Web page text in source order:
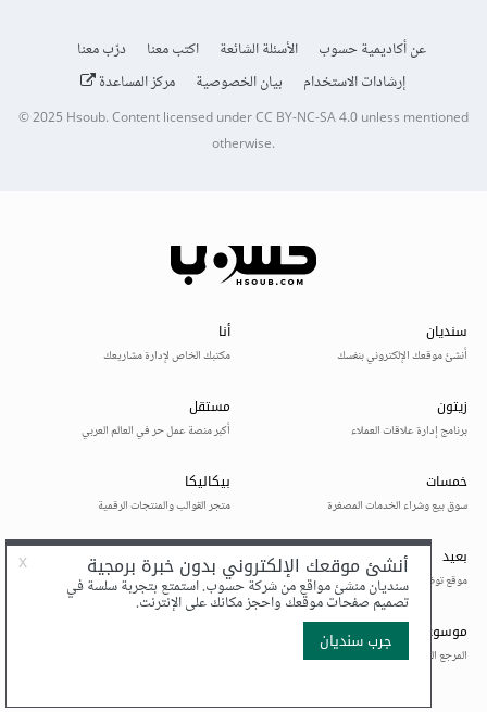
عن أكاديمية حسوب الأسئلة الشائعة اكتب معنا
درّب معنا
إرشادات الاستخدام
بيان الخصوصية مركز المساعدة
© 2025 Hsoub.Content licensed underCC BY-NC-SA 4.0unless mentioned
otherwise.